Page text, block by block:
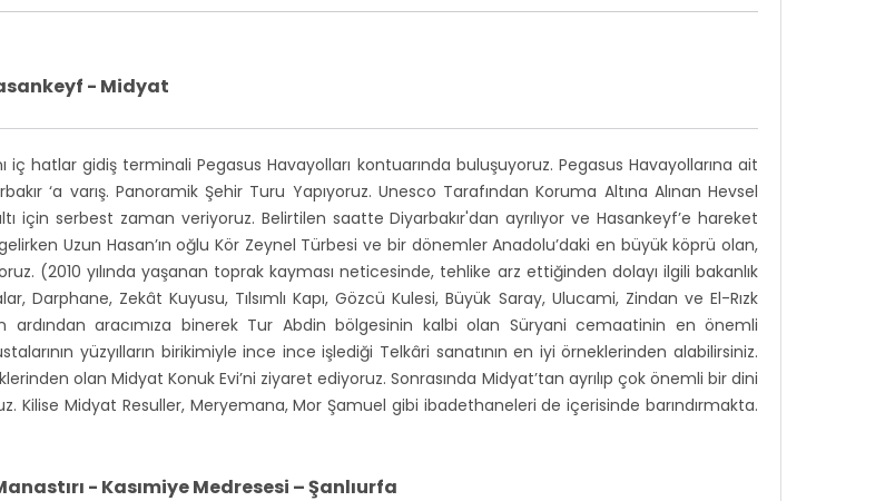
- Midyat
hatlar gidiş terminali Pegasus Havayolları kontuarında buluşuyoruz. Pegasus Havayollarına ait
‘a varış. Panoramik Şehir Turu Yapıyoruz. Unesco Tarafından Koruma Altına Alınan Hevsel
için serbest zaman veriyoruz. Belirtilen saatte Diyarbakır'dan ayrılıyor ve Hasankeyf’e hareket
Uzun Hasan’ın oğlu Kör Zeynel Türbesi ve bir dönemler Anadolu’daki en büyük köprü olan,
(2010 yılında yaşanan toprak kayması neticesinde, tehlike arz ettiğinden dolayı ilgili bakanlık
Darphane, Zekât Kuyusu, Tılsımlı Kapı, Gözcü Kulesi, Büyük Saray, Ulucami, Zindan ve El-Rızk
aracımıza binerek Tur Abdin bölgesinin kalbi olan Süryani cemaatinin en önemli
yüzyılların birikimiyle ince ince işlediği Telkâri sanatının en iyi örneklerinden alabilirsiniz.
olan Midyat Konuk Evi’ni ziyaret ediyoruz. Sonrasında Midyat’tan ayrılıp çok önemli bir dini
Kilise Midyat Resuller, Meryemana, Mor Şamuel gibi ibadethaneleri de içerisinde barındırmakta.
- Kasımiye Medresesi – Şanlıurfa